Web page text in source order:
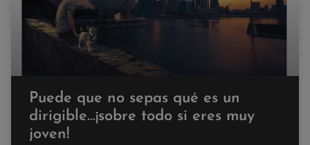
Puede que no sepas qué es un
dirigible…¡sobre todo si eres muy
joven!